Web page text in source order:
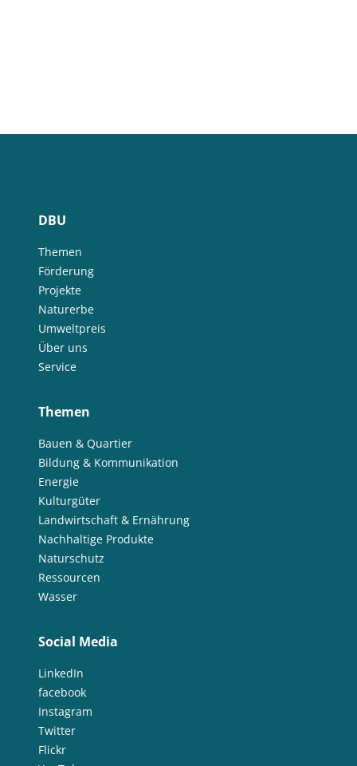
DBU
Themen
Förderung
Projekte
Naturerbe
Umweltpreis
Über uns
Service
Themen
Bauen & Quartier
Bildung & Kommunikation
Energie
Kulturgüter
Landwirtschaft & Ernährung
Nachhaltige Produkte
Naturschutz
Ressourcen
Wasser
Social Media
LinkedIn
facebook
Instagram
Twitter
Flickr